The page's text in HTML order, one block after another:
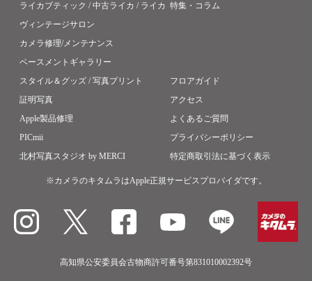
ライカブティック / 中古ライカ / ライカ
ヴィンテージサロン
カメラ修理/メンテナンス
ベースメントギャラリー
スタイル＆グッズ / 写真プリント
証明写真
Apple製品修理
PICmii
北村写真スタジオ by MERCI
特集・コラム
フロアガイド
アクセス
よくあるご質問
プライバシーポリシー
特定商取引法に基づく表示
※カメラのキタムラはApple正規サービスプロバイダです。
高知県公安委員会古物商許可番号第831010002392号